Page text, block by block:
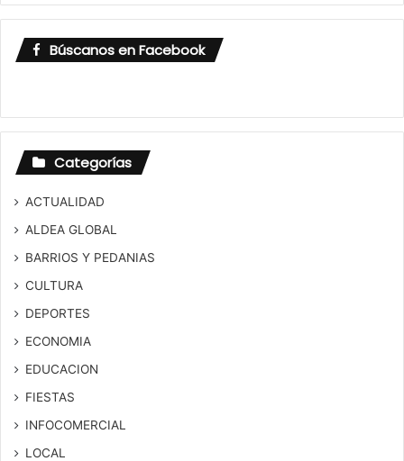
Búscanos en Facebook
Categorías
ACTUALIDAD
ALDEA GLOBAL
BARRIOS Y PEDANIAS
CULTURA
DEPORTES
ECONOMIA
EDUCACION
FIESTAS
INFOCOMERCIAL
LOCAL